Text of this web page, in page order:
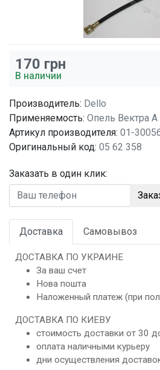
170 грн
В наличии
Производитель: Dello
Применяемость: Опель Вектра A
Артикул производителя: 01-
Оригинальный код: 05 62 358
Заказать в один клик:
Доставка Самовывоз
ДОСТАВКА ПО УКРАИНЕ
За ваш счет
Нова пошта
Наложенный платеж (при
ДОСТАВКА ПО КИЕВУ
стоимость доставки от 30
оплата наличными курьеру
дни осуществления